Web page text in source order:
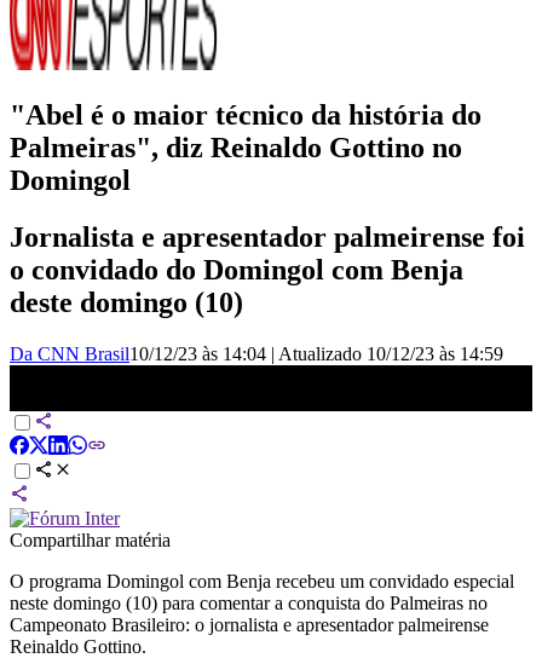
"Abel é o maior técnico da história do
Palmeiras", diz Reinaldo Gottino no
Domingol
Jornalista e apresentador palmeirense foi
o convidado do Domingol com Benja
deste domingo (10)
Da CNN Brasil10/12/23 às 14:04 | Atualizado 10/12/23 às 14:59
Compartilhar matéria
O programa Domingol com Benja recebeu um convidado especial
neste domingo (10) para comentar a conquista do Palmeiras no
Campeonato Brasileiro: o jornalista e apresentador palmeirense
Reinaldo Gottino.